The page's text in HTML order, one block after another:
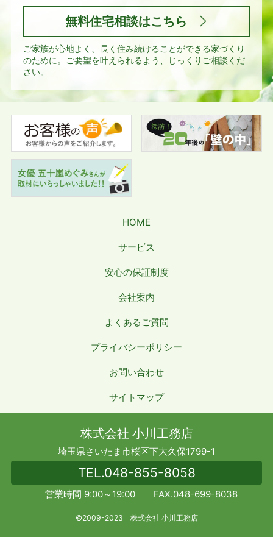
無料住宅相談はこちら
ご家族が心地よく、長く住み続けることができる家づくり
のために。
ご要望を叶えられるよう、じっくりご相談くだ
さい。
HOME
サービス
安心の保証制度
会社案内
よくあるご質問
プライバシーポリシー
お問い合わせ
サイトマップ
株式会社 小川工務店
埼玉県さいたま市桜区下大久保1799-1
TEL.048-855-8058
営業時間 9:00～19:00 FAX.048-699-8038
©2009-2023 株式会社 小川工務店